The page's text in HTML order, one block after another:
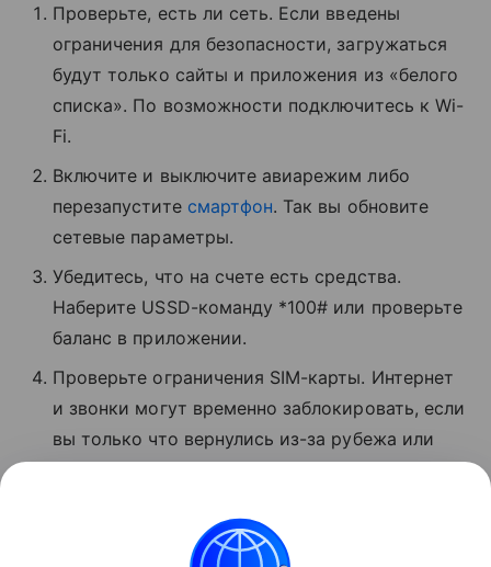
Проверьте, есть ли сеть. Если введены
ограничения для безопасности, загружаться
будут только сайты и приложения из «белого
списка». По возможности подключитесь к Wi-
Fi.
Включите и выключите авиарежим либо
перезапустите смартфон. Так вы обновите
сетевые параметры.
Убедитесь, что на счете есть средства.
Наберите USSD-команду *100# или проверьте
баланс в приложении.
Проверьте ограничения SIM-карты. Интернет
и звонки могут временно заблокировать, если
вы только что вернулись из-за рубежа или
давно не пользовались связью.
800 550−05−00.